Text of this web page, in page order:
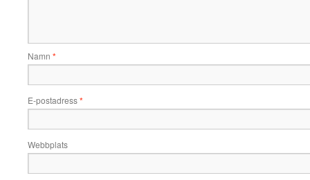
Namn *
E-postadress*
Webbplats